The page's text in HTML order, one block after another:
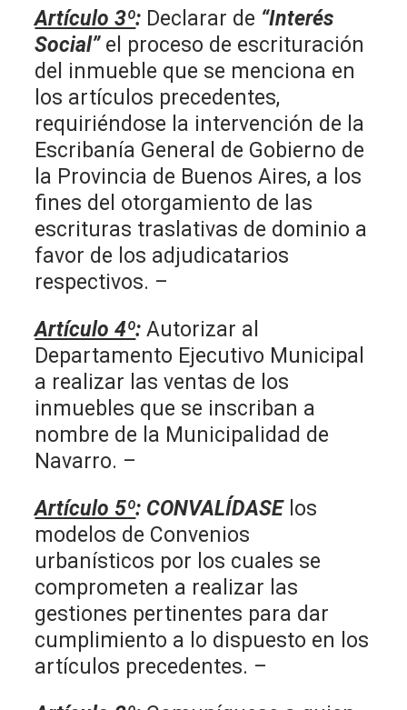
Artículo 3º: Declarar de “Interés
Social”el proceso de escrituración
del inmueble que se menciona en
los artículos precedentes,
requiriéndose la intervención de la
Escribanía General de Gobierno de
la Provincia de Buenos Aires, a los
fines del otorgamiento de las
escrituras traslativas de dominio a
favor de los adjudicatarios
respectivos. –
Artículo 4º: Autorizar al
Departamento Ejecutivo Municipal
a realizar las ventas de los
inmuebles que se inscriban a
nombre de la Municipalidad de
Navarro. –
Artículo 5º: CONVALÍDASElos
modelos de Convenios
urbanísticos por los cuales se
comprometen a realizar las
gestiones pertinentes para dar
cumplimiento a lo dispuesto en los
artículos precedentes. –